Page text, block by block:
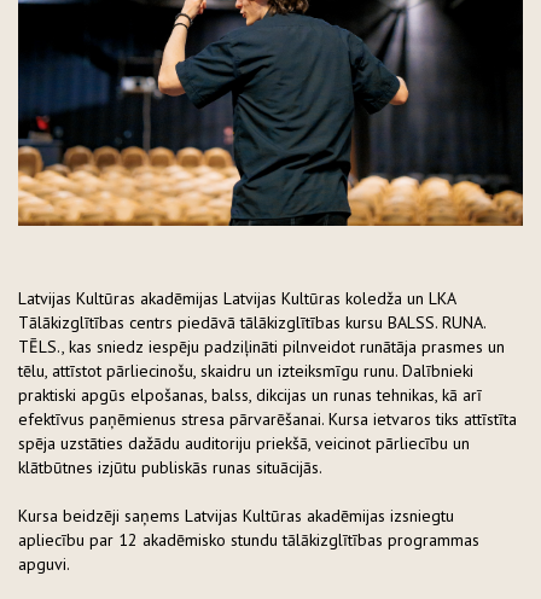
Latvijas Kultūras akadēmijas Latvijas Kultūras koledža un LKA
Tālākizglītības centrs piedāvā tālākizglītības kursu BALSS. RUNA.
TĒLS., kas sniedz iespēju padziļināti pilnveidot runātāja prasmes un
tēlu, attīstot pārliecinošu, skaidru un izteiksmīgu runu. Dalībnieki
praktiski apgūs elpošanas, balss, dikcijas un runas tehnikas, kā arī
efektīvus paņēmienus stresa pārvarēšanai. Kursa ietvaros tiks attīstīta
spēja uzstāties dažādu auditoriju priekšā, veicinot pārliecību un
klātbūtnes izjūtu publiskās runas situācijās.
Kursa beidzēji saņems Latvijas Kultūras akadēmijas izsniegtu
apliecību par 12 akadēmisko stundu tālākizglītības programmas
apguvi.